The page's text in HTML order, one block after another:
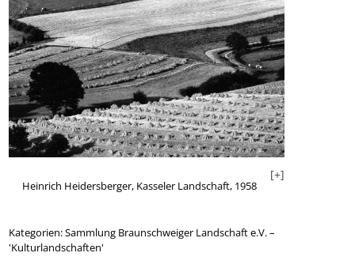
[+]
Heinrich Heidersberger, Kasseler Landschaft, 1958
Kategorien:Sammlung Braunschweiger Landschaft e.V. –
'Kulturlandschaften'